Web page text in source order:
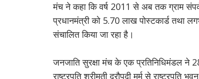
मंच ने कहा कि वर्ष 2011 से अब तक ग्राम
प्रधानमंत्री को 5.70 लाख पोस्टकार्ड तथा
संचालित किया जा रहा है।
जनजाति सुरक्षा मंच के एक प्रतिनिधिमंडल ने
राष्ट्रपति श्रीमती द्रौपदी मुर्मू से